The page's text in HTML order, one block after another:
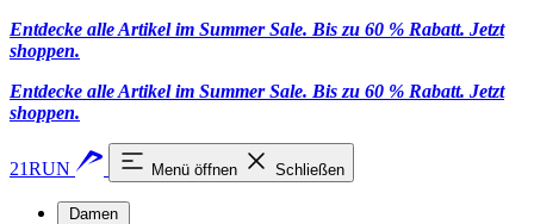
Entdecke alle Artikel im Summer Sale. Bis zu 60 % Rabatt. Jetzt
shoppen.
Entdecke alle Artikel im Summer Sale. Bis zu 60 % Rabatt. Jetzt
shoppen.
21RUN Menü öffnen Schließen
Damen